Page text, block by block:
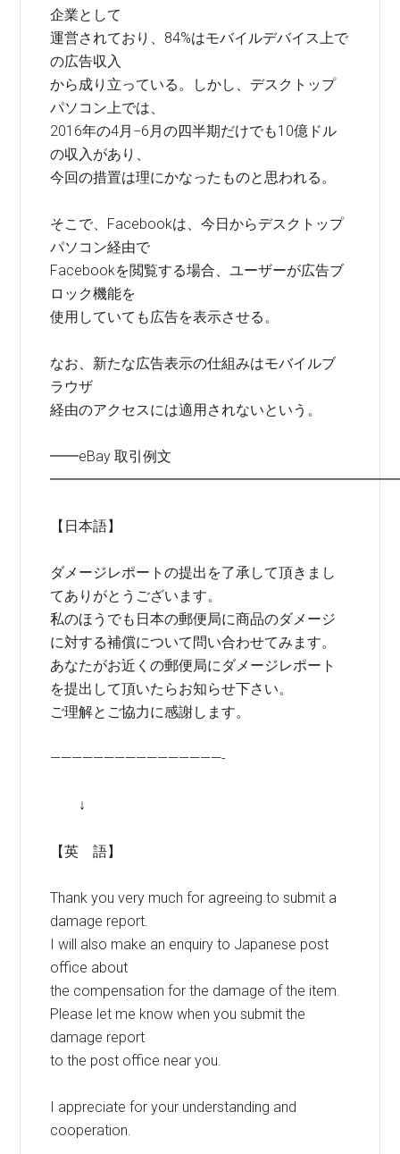
企業として
運営されており、84%はモバイルデバイス上で
の広告収入
から成り立っている。しかし、デスクトップ
パソコン上では、
2016年の4月−6月の四半期だけでも10億ドル
の収入があり、
今回の措置は理にかなったものと思われる。
そこで、Facebookは、今日からデスクトップ
パソコン経由で
Facebookを閲覧する場合、ユーザーが広告ブ
ロック機能を
使用していても広告を表示させる。
なお、新たな広告表示の仕組みはモバイルブ
ラウザ
経由のアクセスには適用されないという。
━━eBay 取引例文
【日本語】
ダメージレポートの提出を了承して頂きまし
てありがとうございます。
私のほうでも日本の郵便局に商品のダメージ
に対する補償について問い合わせてみます。
あなたがお近くの郵便局にダメージレポート
を提出して頂いたらお知らせ下さい。
ご理解とご協力に感謝します。
————————————————-
↓
【英 語】
Thank you very much for agreeing to submit a
damage report.
I will also make an enquiry to Japanese post
office about
the compensation for the damage of the item.
Please let me know when you submit the
damage report
to the post office near you.
I appreciate for your understanding and
cooperation.